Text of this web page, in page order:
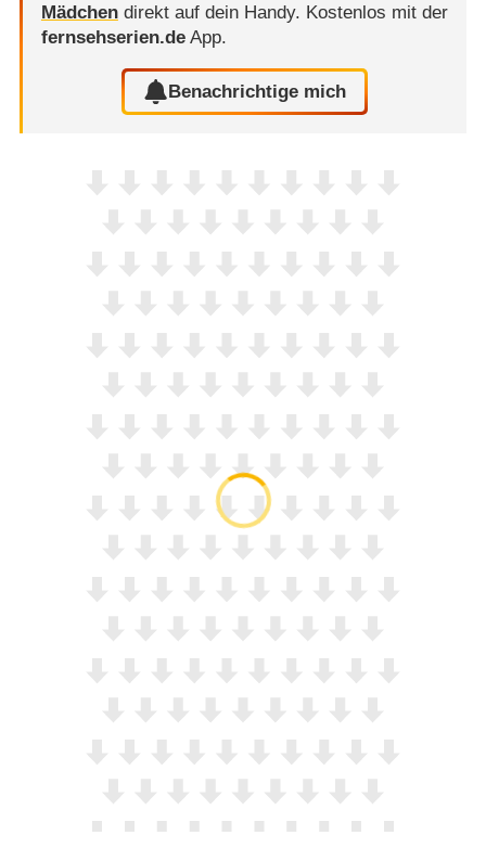
Mädchendirekt auf dein Handy. Kostenlos mit der
fernsehserien.deApp.
Benachrichtige mich